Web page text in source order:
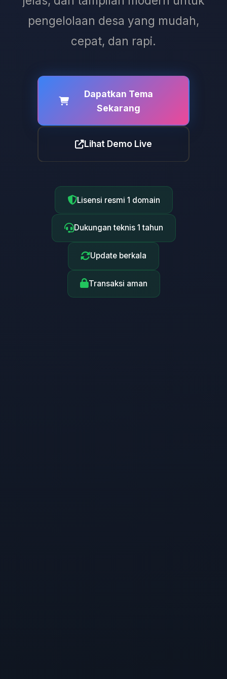
pengelolaan desa yang mudah,
cepat, dan rapi.
Dapatkan Tema
Sekarang
Lihat Demo Live
Lisensi resmi 1 domain
Dukungan teknis 1 tahun
Update berkala
Transaksi aman